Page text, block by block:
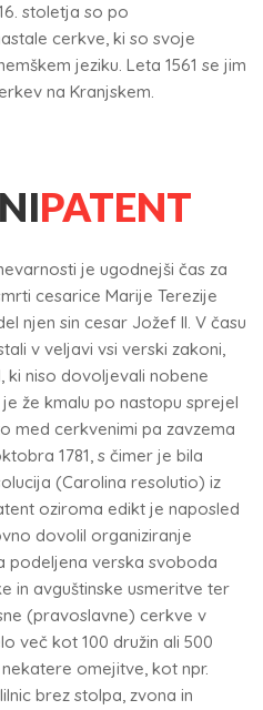
stoletja so po
cerkve, ki so svoje
jeziku. Leta 1561 se jim
na Kranjskem.
PATENT
je ugodnejši čas za
cesarice Marije Terezije
njen sin cesar Jožef II. V času
v veljavi vsi verski zakoni,
ki niso dovoljevali nobene
že kmalu po nastopu sprejel
med cerkvenimi pa zavzema
1781, s čimer je bila
(Carolina resolutio) iz
oziroma edikt je naposled
dovolil organiziranje
podeljena verska svoboda
in avguštinske usmeritve ter
(pravoslavne) cerkve v
več kot 100 družin ali 500
omejitve, kot npr.
brez stolpa, zvona in